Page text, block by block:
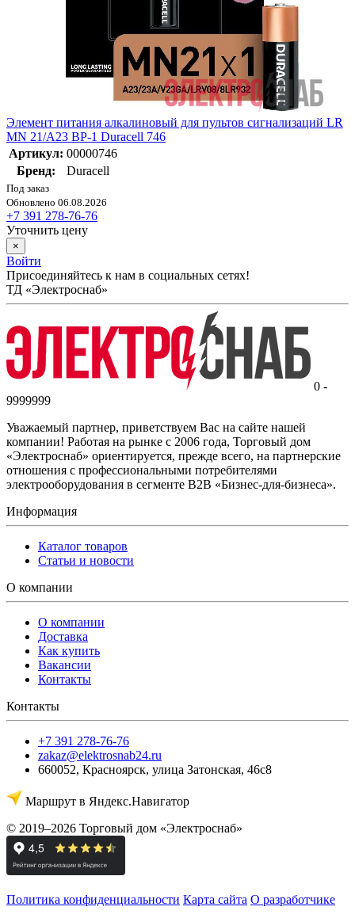
Элемент питания алкалиновый для пультов сигнализаций LR
MN 21/A23 BP-1 Duracell 746
Артикул: 00000746
Бренд:
Duracell
Под заказ
Обновлено 06.08.2026
+7 391 278-76-76
Уточнить цену
×
Войти
Присоединяйтесь к нам в социальных сетях!
ТД «Электроснаб»
0 -
9999999
Уважаемый партнер, приветствуем Вас на сайте нашей
компании! Работая на рынке с 2006 года, Торговый дом
«Электроснаб» ориентируется, прежде всего, на партнерские
отношения с профессиональными потребителями
электрооборудования в сегменте B2B «Бизнес-для-бизнеса».
Информация
Каталог товаров
Статьи и новости
О компании
О компании
Доставка
Как купить
Вакансии
Контакты
Контакты
+7 391 278-76-76
zakaz@elektrosnab24.ru
660052, Красноярск, улица Затонская, 46с8
Маршрут в Яндекс.Навигатор
© 2019–2026 Торговый дом «Электроснаб»
Политика конфиденциальности Карта сайта О разработчике